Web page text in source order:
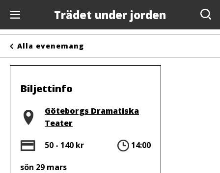
Trädet under jorden
Anslagstavlan
Arrangörer
Kontakta oss
Alla evenemang
Biljettinfo
Plats
Göteborgs Dramatiska
Teater
Pris
50 - 140 kr Tid
14:00
sön 29 mars